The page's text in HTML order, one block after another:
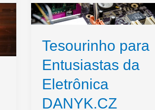
Tesourinho para
Entusiastas da
Eletrônica
DANYK.CZ